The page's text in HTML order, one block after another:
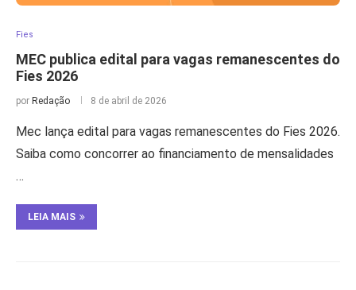
Fies
MEC publica edital para vagas remanescentes do
Fies 2026
por Redação 8 de abril de 2026
Mec lança edital para vagas remanescentes do Fies 2026.
Saiba como concorrer ao financiamento de mensalidades
…
LEIA MAIS